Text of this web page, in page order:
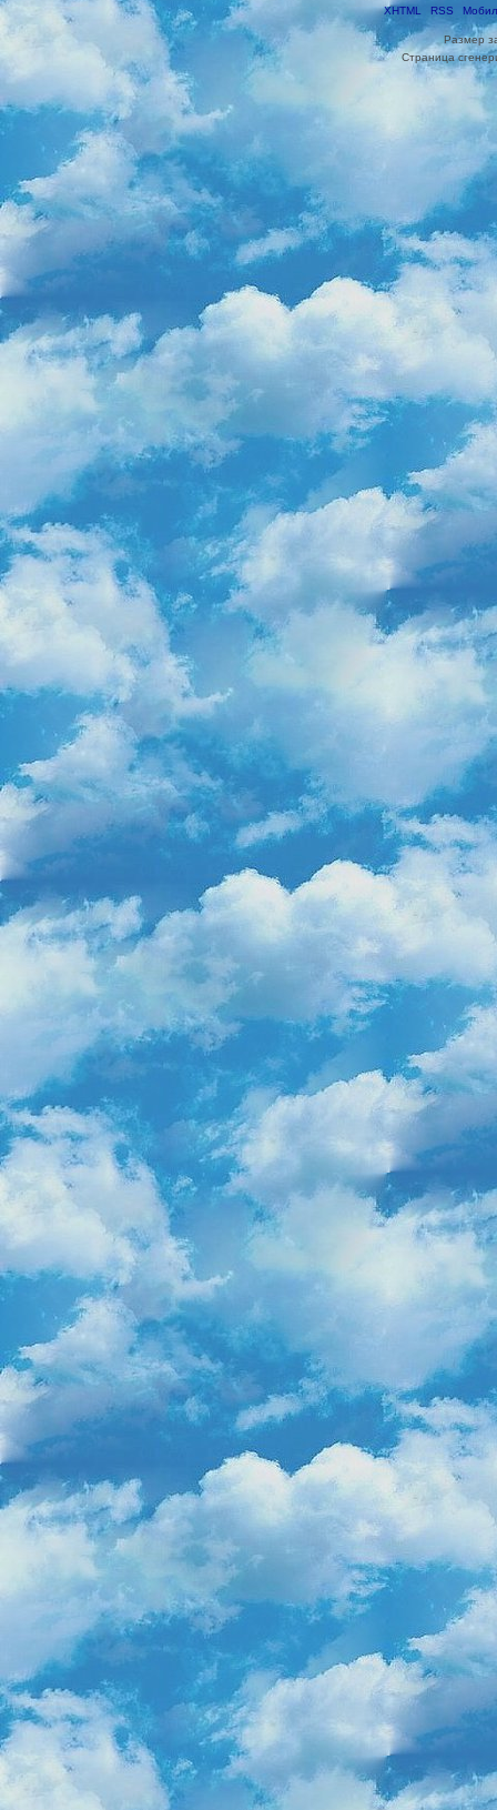
XHTML
RSS
Размер
Страница